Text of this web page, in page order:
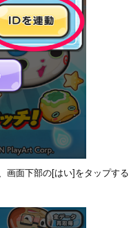
画面下部の[はい]をタップする